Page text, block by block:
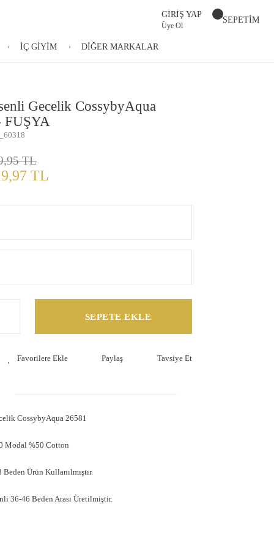
GİRİŞ YAP
Üye Ol
SEPETİM
İÇ GİYİM DİĞER MARKALAR
Gecelik CossybyAqua
FUŞYA
TL
TL
SEPETE EKLE
Paylaş Tavsiye Et
CossybyAqua 26581
Modal %50 Cotton
Ürün Kullanılmıştır.
36-46 Beden Arası Üretilmiştir.